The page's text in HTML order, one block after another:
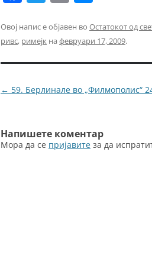
c
e
b
o
k
itt
er
ai
l
ss
e
n
g
Овој напис е објавен во Остатокот од
ривс, римејк на февруари 17, 2009.
Навигација
← 59. Берлинале во „Филмополис“
Напишете коментар
Мора да се пријавите за да